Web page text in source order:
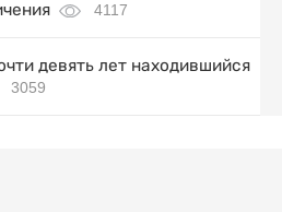
4117
девять лет находившийся
3059